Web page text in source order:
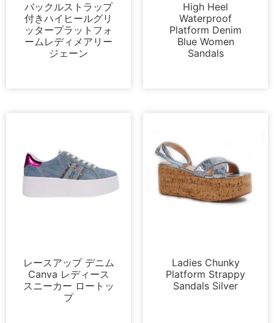
バックルストラップ
付きハイヒールグリ
ッタープラットフォ
ームレディメアリー
ジェーン
High Heel
Waterproof
Platform Denim
Blue Women
Sandals
レースアップ デニム
Canva レディース
スニーカー ロートッ
プ
Ladies Chunky
Platform Strappy
Sandals Silver